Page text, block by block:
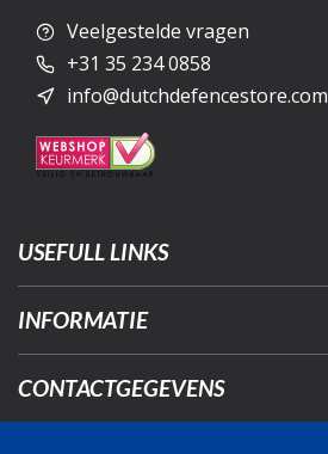
Veelgestelde vragen
+31 35 234 0858
info@dutchdefencestore.com
USEFULL LINKS
INFORMATIE
CONTACTGEGEVENS